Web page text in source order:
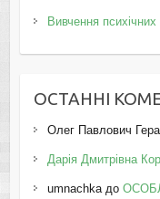
Вивчення психічних
ОСТАННІ
Олег Павлович
Дарія Дмитрівна
umnachkaдо